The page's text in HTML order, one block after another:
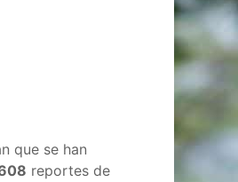
que se han
reportes de